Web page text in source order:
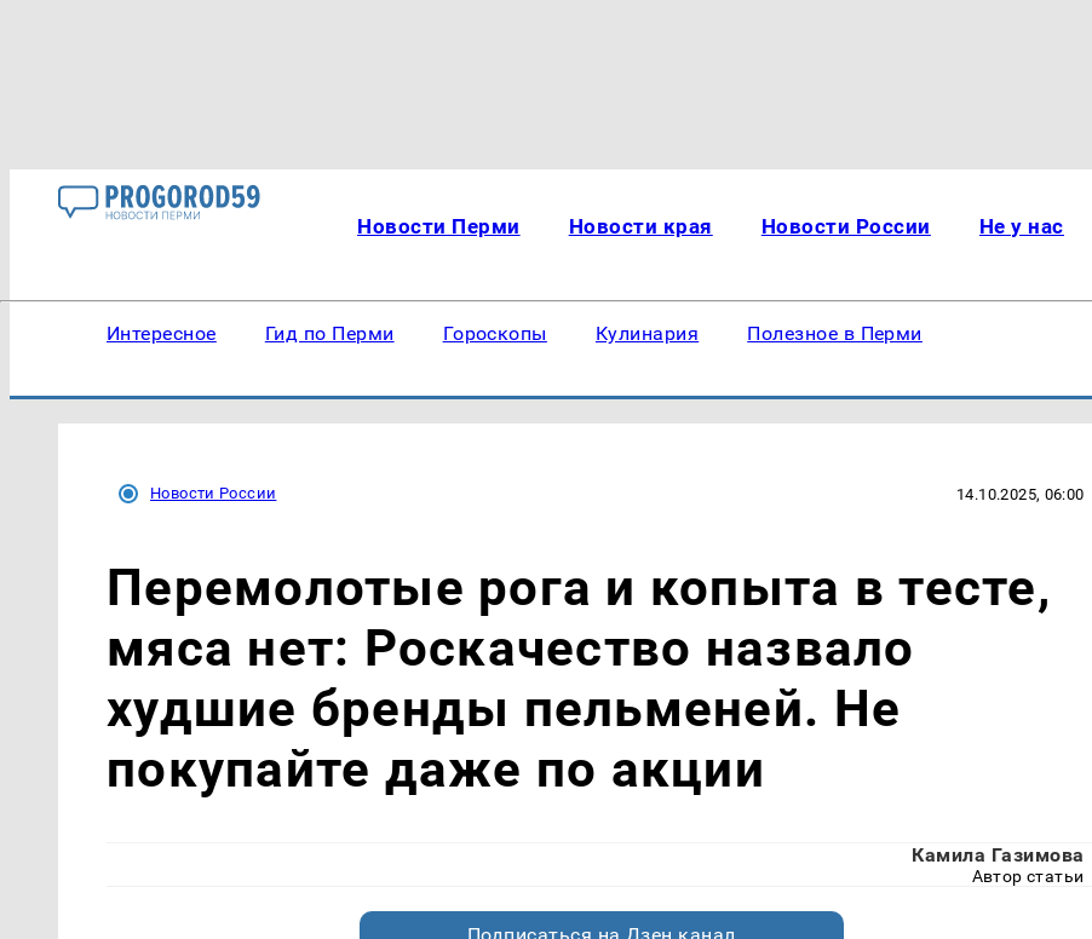
Новости Перми Новости края Новости России Не у нас
Интересное Гид по Перми Гороскопы Кулинария Полезное в Перми
Новости России 14.10.2025, 06:00
Перемолотые рога и копыта в тесте,
мяса нет: Роскачество назвало
худшие бренды пельменей. Не
покупайте даже по акции
Камила Газимова
Автор статьи